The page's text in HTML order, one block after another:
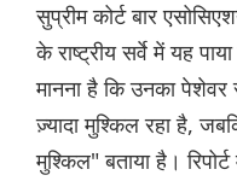
सुप्रीम कोर्ट बार
के राष्ट्रीय सर्वे में यह
मानना ​​है कि उनका
ज़्यादा मुश्किल रहा है,
मुश्किल" बताया है।